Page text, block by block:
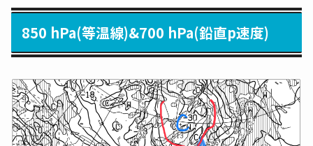
850 hPa(等温線)&700 hPa(鉛直p速度)